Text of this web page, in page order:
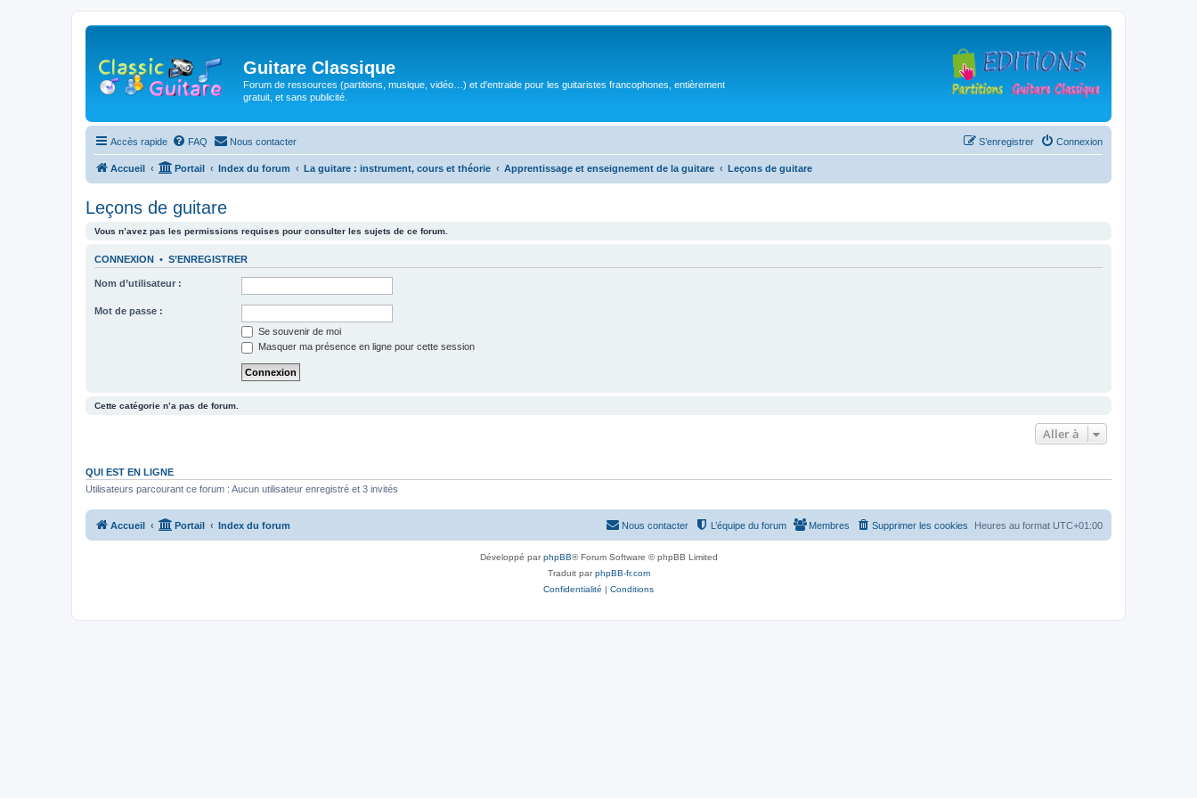
Guitare Classique
Forum de ressources (partitions, musique, vidéo…) et d'entraide pour les guitaristes francophones, entièrement
gratuit, et sans publicité.
Accès rapide FAQ Nous contacter Connexion
S’enregistrer
Accueil Portail Index du forum La guitare : instrument, cours et théorie Apprentissage et enseignement de la guitare Leçons de guitare
Leçons de guitare
Vous n’avez pas les permissions requises pour consulter les sujets de ce forum.
CONNEXION • S’ENREGISTRER
Nom d’utilisateur :
Mot de passe :
Se souvenir de moi
Masquer ma présence en ligne pour cette session
Cette catégorie n’a pas de forum.
Aller à
QUI EST EN LIGNE
Utilisateurs parcourant ce forum : Aucun utilisateur enregistré et 3 invités
Accueil Portail Index du forum Heures au format UTC+01:00
Supprimer les cookies
Membres
L’équipe du forum
Nous contacter
Développé parphpBB® Forum Software © phpBB Limited
Traduit parphpBB-fr.com
Confidentialité | Conditions